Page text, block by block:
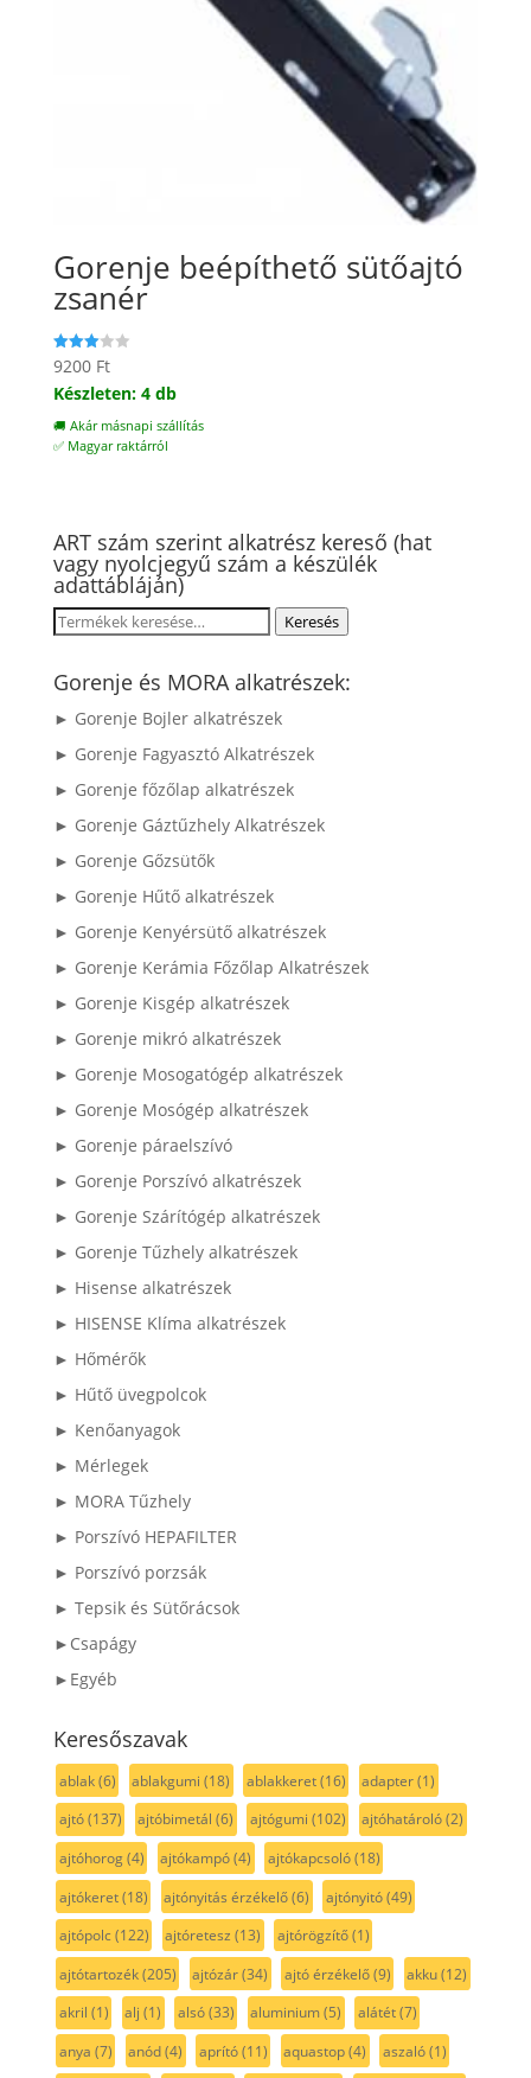
Gorenje beépíthető sütőajtó
zsanér
Értékelé
s:
3.00
9200 Ft
Készleten: 4 db
🚚 Akár másnapi szállítás
✅ Magyar raktárról
ART szám szerint alkatrész kereső (hat
vagy nyolcjegyű szám a készülék
adattábláján)
Keresés
következőre:
Keresés
Gorenje és MORA alkatrészek:
► Gorenje Bojler alkatrészek
► Gorenje Fagyasztó Alkatrészek
► Gorenje főzőlap alkatrészek
► Gorenje Gáztűzhely Alkatrészek
► Gorenje Gőzsütők
► Gorenje Hűtő alkatrészek
► Gorenje Kenyérsütő alkatrészek
► Gorenje Kerámia Főzőlap Alkatrészek
► Gorenje Kisgép alkatrészek
► Gorenje mikró alkatrészek
► Gorenje Mosogatógép alkatrészek
► Gorenje Mosógép alkatrészek
► Gorenje páraelszívó
► Gorenje Porszívó alkatrészek
► Gorenje Szárítógép alkatrészek
► Gorenje Tűzhely alkatrészek
► Hisense alkatrészek
► HISENSE Klíma alkatrészek
► Hőmérők
► Hűtő üvegpolcok
► Kenőanyagok
► Mérlegek
► MORA Tűzhely
► Porszívó HEPAFILTER
► Porszívó porzsák
► Tepsik és Sütőrácsok
►Csapágy
►Egyéb
Keresőszavak
ablak(6) ablakgumi (18) ablakkeret(16) adapter(1)
ajtó(137) ajtóbimetál (6) ajtógumi (102) ajtóhatároló(2)
ajtóhorog(4) ajtókampó(4) ajtókapcsoló(18)
ajtókeret(18) ajtónyitás érzékelő(6) ajtónyitó(49)
ajtópolc(122) ajtóretesz (13) ajtórögzítő(1)
ajtótartozék(205) ajtózár(34) ajtó érzékelő(9) akku(12)
akril (1) alj (1) alsó(33) aluminium(5) alátét(7)
anya (7) anód(4) aprító(11) aquastop(4) aszaló(1)